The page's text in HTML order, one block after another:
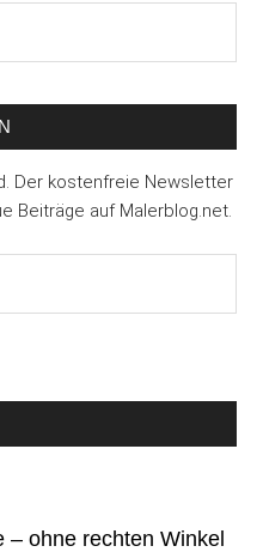
Der kostenfreie Newsletter
Beiträge auf Malerblog.net.
ohne rechten Winkel